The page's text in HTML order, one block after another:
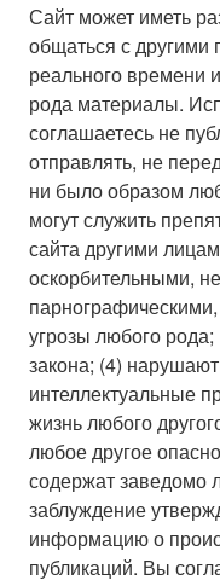
Сайт может иметь
общаться с другими
реального времени
рода материалы.
соглашаетесь не
отправлять, не
ни было образом
могут служить
сайта другими
оскорбительными,
угрозы любого
закона; (4)
интеллектуальные
жизнь любого
любое другое
содержат заведомо
заблуждение
информацию о
публикаций. Вы